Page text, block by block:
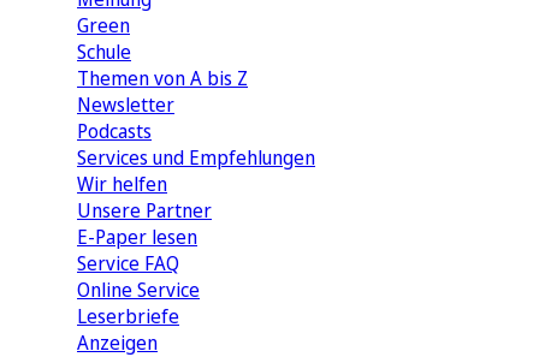
Green
Schule
Themen von A bis Z
Newsletter
Podcasts
Services und Empfehlungen
Wir helfen
Unsere Partner
E-Paper lesen
Service FAQ
Online Service
Leserbriefe
Anzeigen